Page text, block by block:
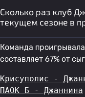
Сколько раз клуб
текущем сезоне в
Команда
составляет 67% от
Крисуполис -
ПАОК Б - Джаннина